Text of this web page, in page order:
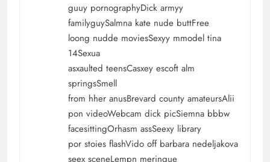
guuy pornographyDick armyy
familyguySalmna kate nude buttFree
loong nudde moviesSexyy mmodel tina
14Sexua
asxaulted teensCasxey escoft alm
springsSmell
from hher anusBrevard county amateursAlii
pon videoWebcam dick picSiemna bbbw
facesittingOrhasm assSeexy library
por stoies flashVido off barbara nedeljakova
seex sceneLempn meringue